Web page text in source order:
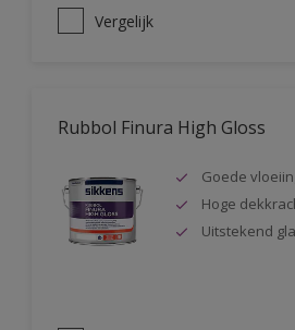
Vergelijk
Rubbol Finura High Gloss
Goede
Hoge
Uitstekend